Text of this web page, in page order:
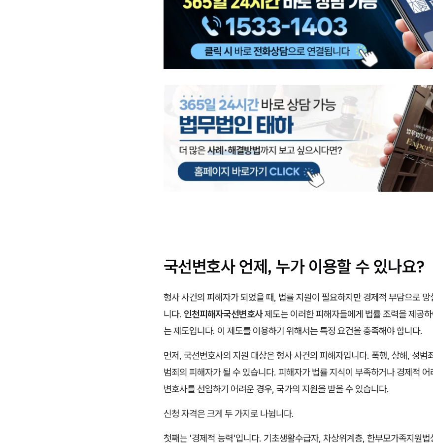
국선변호사 언제, 누가 이용할 수 있나요?
형사 사건의 피해자가 되었을 때, 법률 지원이 필요하지만 경제적 부담으로
니다. 인천피해자국선변호사제도는 이러한 피해자들에게 법률 조력을 제공
는 제도입니다. 이 제도를 이용하기 위해서는 특정 요건을 충족해야 합니다.
먼저, 국선변호사의 지원 대상은 형사 사건의 피해자입니다. 폭행, 상해, 성범
범죄의 피해자가 될 수 있습니다. 피해자가 법률 지식이 부족하거나 경제적
변호사를 선임하기 어려운 경우, 국가의 지원을 받을 수 있습니다.
신청 자격은 크게 두 가지로 나뉩니다.
첫째는 '경제적 능력'입니다. 기초생활수급자, 차상위계층, 한부모가족지원법